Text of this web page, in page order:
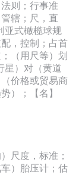
则；行事准
辖；尺，直
亚式橄榄球规
，控制；占首
（用尺等）划
星）对（黄道
价格或贸易商
）；【名】
尺度，标准；
）胎压计；估